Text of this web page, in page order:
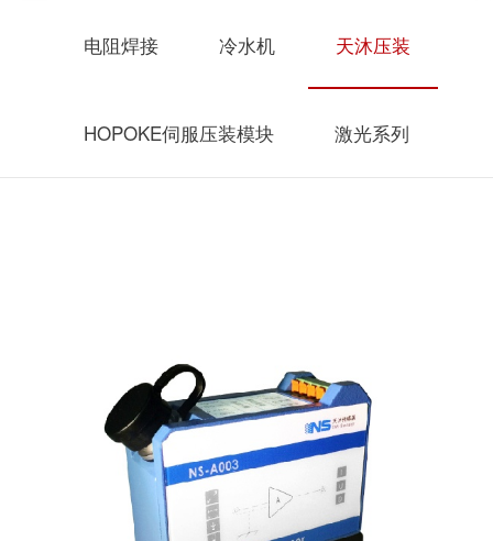
电阻焊接 冷水机 天沐压装
HOPOKE伺服压装模块 激光系列